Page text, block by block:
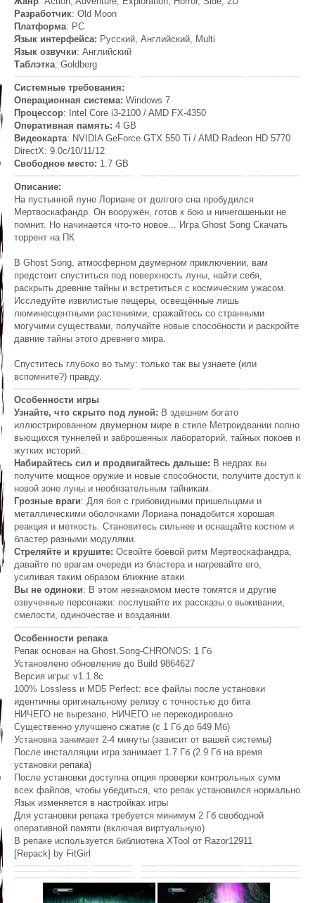
Разработчик: Old Moon
Платформа: PC
Язык интерфейса: Русский, Английский, Multi
Язык озвучки: Английский
Таблэтка: Goldberg
Системные требования:
Операционная система: Windows 7
Процессор: Intel Core i3-2100 / AMD FX-4350
Оперативная память: 4 GB
Видеокарта: NVIDIA GeForce GTX 550 Ti / AMD Radeon HD 5770
DirectX: 9.0c/10/11/12
Свободное место: 1.7 GB
Описание:
На пустынной луне Лориане от долгого сна пробудился
Мертвоскафандр. Он вооружён, готов к бою и ничегошеньки не
помнит. Но начинается что-то новое... Игра Ghost Song Скачать
торрент на ПК
В Ghost Song, атмосферном двумерном приключении, вам
предстоит спуститься под поверхность луны, найти себя,
раскрыть древние тайны и встретиться с космическим ужасом.
Исследуйте извилистые пещеры, освещённые лишь
люминесцентными растениями, сражайтесь со странными
могучими существами, получайте новые способности и раскройте
давние тайны этого древнего мира.
Спуститесь глубоко во тьму: только так вы узнаете (или
вспомните?) правду.
Особенности игры
Узнайте, что скрыто под луной: В здешнем богато
иллюстрированном двумерном мире в стиле Метроидвании полно
вьющихся туннелей и заброшенных лабораторий, тайных покоев и
жутких историй.
Набирайтесь сил и продвигайтесь дальше: В недрах вы
получите мощное оружие и новые способности, получите доступ к
новой зоне луны и необязательным тайникам.
Грозные враги: Для боя с грибовидными пришельцами и
металлическими оболочками Лориана понадобится хорошая
реакция и меткость. Становитесь сильнее и оснащайте костюм и
бластер разными модулями.
Стреляйте и крушите: Освойте боевой ритм Мертвоскафандра,
давайте по врагам очереди из бластера и нагревайте его,
усиливая таким образом ближние атаки.
Вы не одиноки: В этом незнакомом месте томятся и другие
озвученные персонажи: послушайте их рассказы о выживании,
смелости, одиночестве и воздаянии.
Особенности репака
Репак основан на Ghost.Song-CHRONOS: 1 Гб
Установлено обновление до Build 9864627
Версия игры: v1.1.8c
100% Lossless и MD5 Perfect: все файлы после установки
идентичны оригинальному релизу с точностью до бита
НИЧЕГО не вырезано, НИЧЕГО не перекодировано
Существенно улучшено сжатие (с 1 Гб до 649 Мб)
Установка занимает 2-4 минуты (зависит от вашей системы)
После инсталляции игра занимает 1.7 Гб (2.9 Гб на время
установки репака)
После установки доступна опция проверки контрольных сумм
всех файлов, чтобы убедиться, что репак установился нормально
Язык изменяется в настройках игры
Для установки репака требуется минимум 2 Гб свободной
оперативной памяти (включая виртуальную)
В репаке используется библиотека XTool от Razor12911
[Repack] by FitGirl